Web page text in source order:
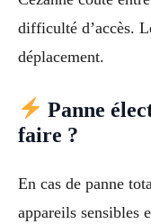
difficulté d’accès.
déplacement.
Panne
faire ?
En cas de panne
appareils sensibles